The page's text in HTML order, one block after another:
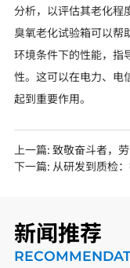
分析，以评估其老化程
臭氧老化试验箱可以帮
环境条件下的性能，指
性。这可以在电力、电
起到重要作用。
上一篇: 致敬奋斗者，
下一篇: 从研发到质检
新闻推荐